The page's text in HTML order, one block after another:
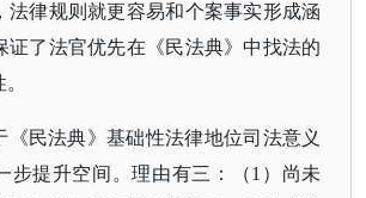
法律规则就更容易和个案事实形成涵
证了法官优先在《民法典》中找法的
《民法典》基础性法律地位司法意义
步提升空间。理由有三：（1）尚未